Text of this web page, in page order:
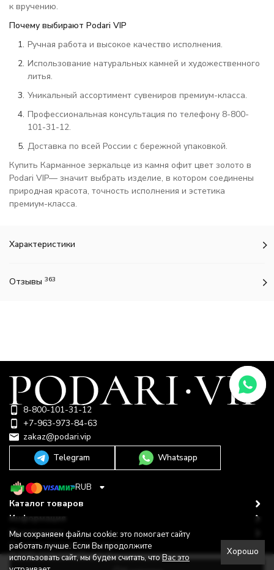
к вручению.
Почему выбирают Podari VIP
Ручная работа и высокое качество исполнения.
Использование натуральных камней и художественного
литья.
Уникальный ассортимент сувениров премиум-класса.
Профессиональная консультация по телефону 8-800-
101-31-12.
Доставка по всей России с бережной упаковкой.
Купить Карманное зеркальце из камня офит цвет золото в
Podari VIP— значит выбрать изделие, в котором соединены
природная красота, точность исполнения и эстетика
премиум-класса.
Характеристики
Отзывы 363
8-800-101-31-12
+7-963-973-84-63
zakaz@podari.vip
Telegram
Whatsapp
RUB
Каталог товаров
Информация
Покупателю
Политика персональных данных
© 2009-2026 ООО "Подари"
Разработано в bodysite.ru
Мы сохраняем файлы cookie: это помогает сайту
работать лучше. Если Вы продолжите
использовать сайт, мы будем считать, что Вас это
Хорошо